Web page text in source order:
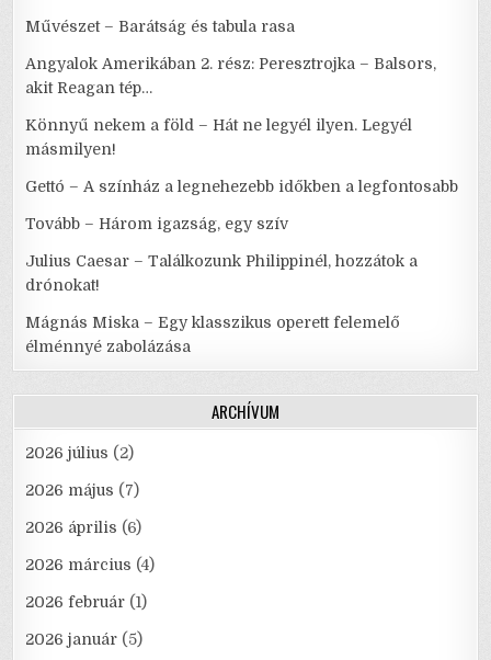
Művészet – Barátság és tabula rasa
Angyalok Amerikában 2. rész: Peresztrojka – Balsors,
akit Reagan tép…
Könnyű nekem a föld – Hát ne legyél ilyen. Legyél
másmilyen!
Gettó – A színház a legnehezebb időkben a legfontosabb
Tovább – Három igazság, egy szív
Julius Caesar – Találkozunk Philippinél, hozzátok a
drónokat!
Mágnás Miska – Egy klasszikus operett felemelő
élménnyé zabolázása
ARCHÍVUM
2026 július (2)
2026 május (7)
2026 április (6)
2026 március (4)
2026 február (1)
2026 január (5)